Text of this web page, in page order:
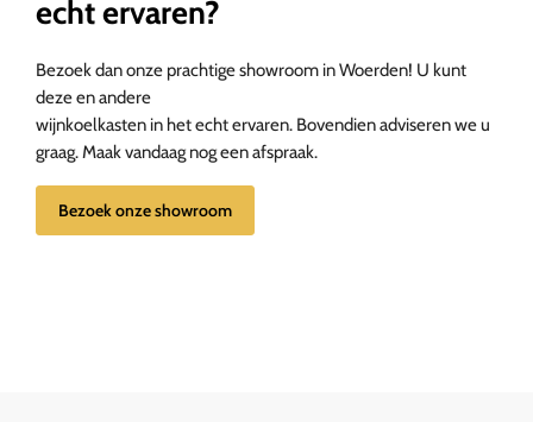
echt ervaren?
Bezoek dan onze prachtige showroom in Woerden! U kunt
deze en andere
wijnkoelkasten in het echt ervaren. Bovendien adviseren we u
graag. Maak vandaag nog een afspraak.
Bezoek onze showroom